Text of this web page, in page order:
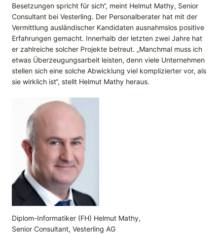
Besetzungen spricht für sich“, meint Helmut Mathy, Senior
Consultant bei Vesterling. Der Personalberater hat mit der
Vermittlung ausländischer Kandidaten ausnahmslos positive
Erfahrungen gemacht. Innerhalb der letzten zwei Jahre hat
er zahlreiche solcher Projekte betreut. „Manchmal muss ich
etwas Überzeugungsarbeit leisten, denn viele Unternehmen
stellen sich eine solche Abwicklung viel komplizierter vor, als
sie wirklich ist“, stellt Helmut Mathy heraus.
Diplom-Informatiker (FH) Helmut Mathy,
Senior Consultant, Vesterling AG